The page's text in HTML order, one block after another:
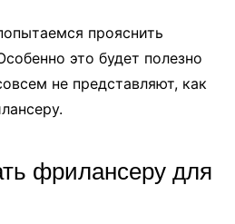
прояснить
это будет полезно
не представляют, как
фрилансеру для